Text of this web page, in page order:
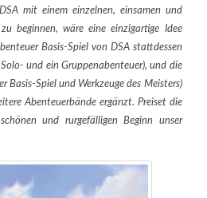
mit einem einzelnen, einsamen und
beginnen, wäre eine einzigartige Idee
Basis-Spiel von DSA stattdessen
und ein Gruppenabenteuer), und die
Basis-Spiel und Werkzeuge des Meisters)
Abenteuerbände ergänzt. Preiset die
und rurgefälligen Beginn unser